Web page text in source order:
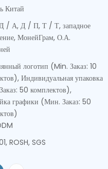
Китай
/ А, Д / П, Т / Т, западное
МонейГрам, О.А.
логотип (Min. Заказ: 10
Индивидуальная упаковка
50 комплектов),
графики (Мин. Заказ: 50
ROSH, SGS